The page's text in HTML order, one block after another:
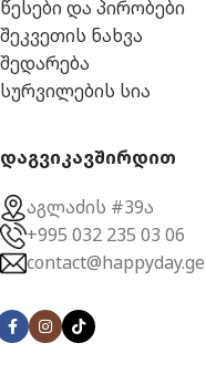
წესები და პირობები
შეკვეთის ნახვა
შედარება
სურვილების სია
დაგვიკავშირდით
აგლაძის #39ა
+995 032 235 03 06
contact@happyday.ge